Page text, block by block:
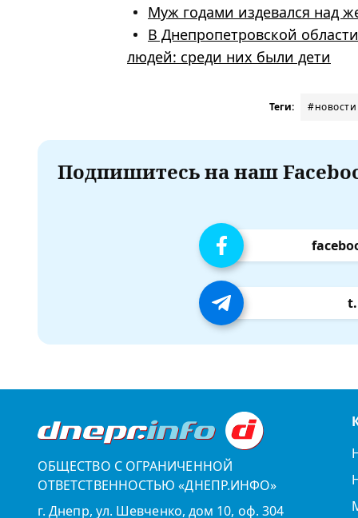
Муж годами издевался над
В Днепропетровской
людей: среди них были дети
Теги:
Подпишитесь на наш
ОБЩЕСТВО С ОГРАНИЧЕННОЙ
ОТВЕТСТВЕННОСТЬЮ «ДНЕПР.ИНФО»
г. Днепр, ул. Шевченко, дом 10, оф. 304